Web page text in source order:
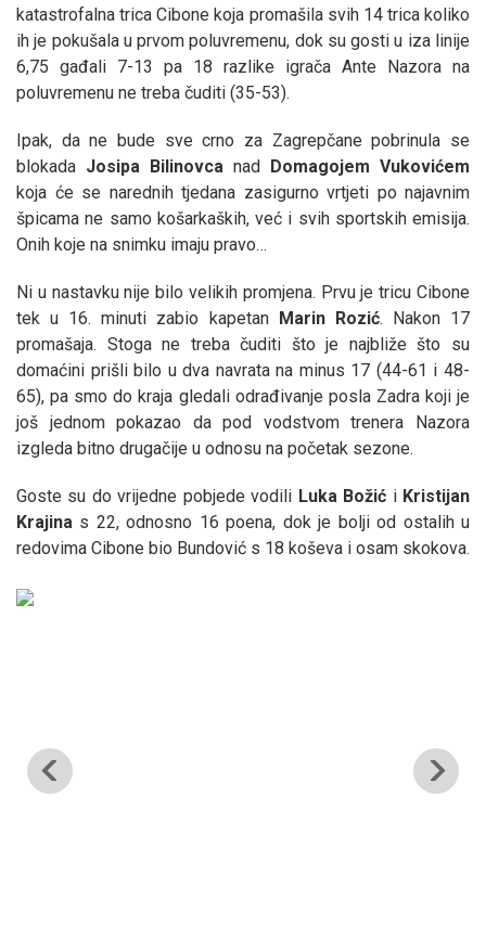
katastrofalna trica Cibone koja promašila svih 14 trica koliko
ih je pokušala u prvom poluvremenu, dok su gosti u iza linije
6,75 gađali 7-13 pa 18 razlike igrača Ante Nazora na
poluvremenu ne treba čuditi (35-53).
Ipak, da ne bude sve crno za Zagrepčane pobrinula se
blokada Josipa Bilinovca nad Domagojem Vukovićem
koja će se narednih tjedana zasigurno vrtjeti po najavnim
špicama ne samo košarkaških, već i svih sportskih emisija.
Onih koje na snimku imaju pravo…
Ni u nastavku nije bilo velikih promjena. Prvu je tricu Cibone
tek u 16. minuti zabio kapetan Marin Rozić. Nakon 17
promašaja. Stoga ne treba čuditi što je najbliže što su
domaćini prišli bilo u dva navrata na minus 17 (44-61 i 48-
65), pa smo do kraja gledali odrađivanje posla Zadra koji je
još jednom pokazao da pod vodstvom trenera Nazora
izgleda bitno drugačije u odnosu na početak sezone.
Goste su do vrijedne pobjede vodili Luka Božić i Kristijan
Krajina s 22, odnosno 16 poena, dok je bolji od ostalih u
redovima Cibone bio Bundović s 18 koševa i osam skokova.